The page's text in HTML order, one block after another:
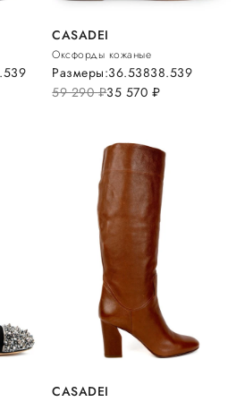
39
CASADEI
Оксфорды кожаные
59 290руб.35 570 руб.
Размеры:36.53838.539
CASADEI